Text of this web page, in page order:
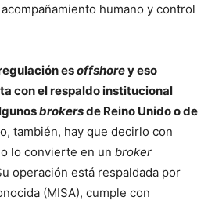
humano y control
esoffshorey eso
con el respaldo institucional
brokersde Reino Unido o de
también, hay que decirlo con
lo convierte en un broker
operación está respaldada por
(MISA), cumple con